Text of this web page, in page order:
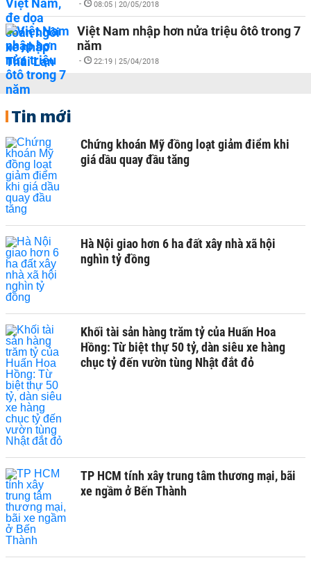
- 08:05 | 20/05/2018
Việt Nam nhập hơn nửa triệu ôtô trong 7
năm
- 22:19 | 25/04/2018
Tin mới
Chứng khoán Mỹ đồng loạt giảm điểm khi
giá dầu quay đầu tăng
Hà Nội giao hơn 6 ha đất xây nhà xã hội
nghìn tỷ đồng
Khối tài sản hàng trăm tỷ của Huấn Hoa
Hồng: Từ biệt thự 50 tỷ, dàn siêu xe hàng
chục tỷ đến vườn tùng Nhật đắt đỏ
TP HCM tính xây trung tâm thương mại, bãi
xe ngầm ở Bến Thành